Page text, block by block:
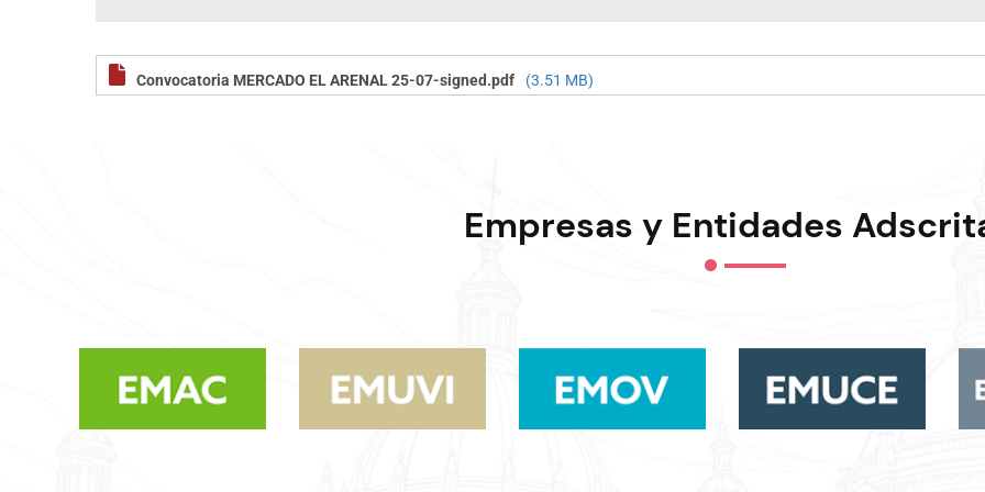
Convocatoria MERCADO EL ARENAL 25-07-signed.pdf (3.51 MB)
Empresas y Entidades